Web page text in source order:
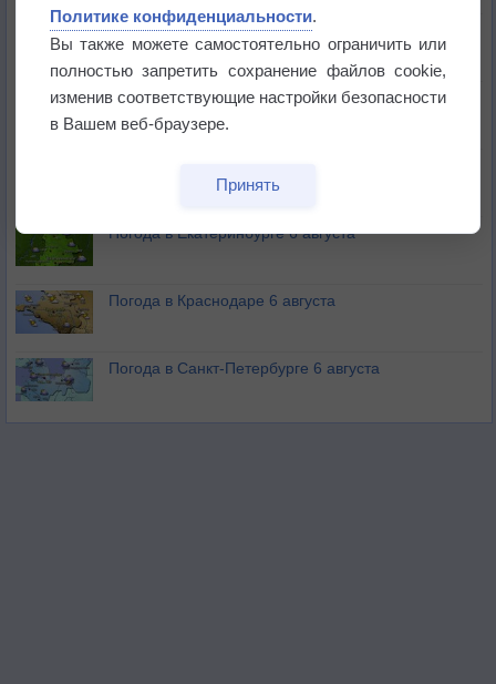
Атмосфера начала замерзать
В Приморье обнаружены морские волны тепла
Погода в Екатеринбурге 6 августа
Погода в Краснодаре 6 августа
Погода в Санкт-Петербурге 6 августа
Политике конфиденциальности.
Вы также можете самостоятельно ограничить или
полностью запретить сохранение файлов cookie,
изменив соответствующие настройки безопасности
в Вашем веб-браузере.
Принять